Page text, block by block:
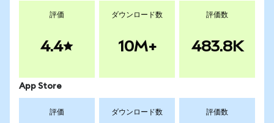
評価
4.4
ダウンロード数
10M+
評価数
483.8K
App Store
評価 ダウンロード数 評価数